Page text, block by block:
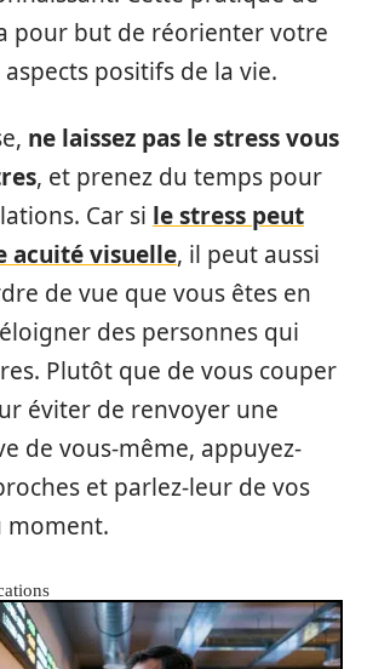
pour but de réorienter votre
positifs de la vie.
ne laissez pas le stress vous
, et prenez du temps pour
Car si le stress peut
acuité visuelle, il peut aussi
de vue que vous êtes en
des personnes qui
Plutôt que de vous couper
éviter de renvoyer une
de vous-même, appuyez-
et parlez-leur de vos
moment.